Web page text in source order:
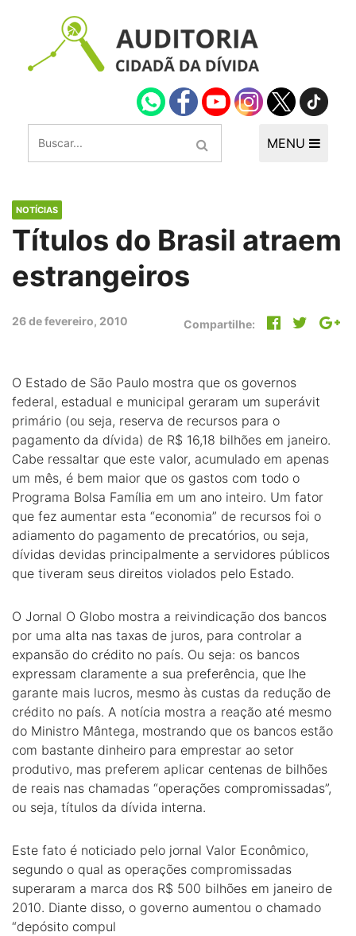
MENU
NOTÍCIAS
Títulos do Brasil atraem
estrangeiros
26 de fevereiro, 2010 Compartilhe:
O Estado de São Paulo mostra que os governos
federal, estadual e municipal geraram um superávit
primário (ou seja, reserva de recursos para o
pagamento da dívida) de R$ 16,18 bilhões em janeiro.
Cabe ressaltar que este valor, acumulado em apenas
um mês, é bem maior que os gastos com todo o
Programa Bolsa Família em um ano inteiro. Um fator
que fez aumentar esta “economia” de recursos foi o
adiamento do pagamento de precatórios, ou seja,
dívidas devidas principalmente a servidores públicos
que tiveram seus direitos violados pelo Estado.
O Jornal O Globo mostra a reivindicação dos bancos
por uma alta nas taxas de juros, para controlar a
expansão do crédito no país. Ou seja: os bancos
expressam claramente a sua preferência, que lhe
garante mais lucros, mesmo às custas da redução de
crédito no país. A notícia mostra a reação até mesmo
do Ministro Mântega, mostrando que os bancos estão
com bastante dinheiro para emprestar ao setor
produtivo, mas preferem aplicar centenas de bilhões
de reais nas chamadas “operações compromissadas”,
ou seja, títulos da dívida interna.
Este fato é noticiado pelo jornal Valor Econômico,
segundo o qual as operações compromissadas
superaram a marca dos R$ 500 bilhões em janeiro de
2010. Diante disso, o governo aumentou o chamado
“depósito compul